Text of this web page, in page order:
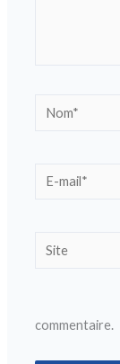
Nom*
E-
Site
commentaire.